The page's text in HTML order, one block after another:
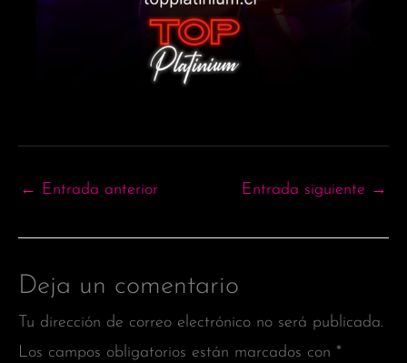
← Entrada anterior Entrada siguiente →
Deja un comentario
Tu dirección de correo electrónico no será publicada.
Los campos obligatorios están marcados con *